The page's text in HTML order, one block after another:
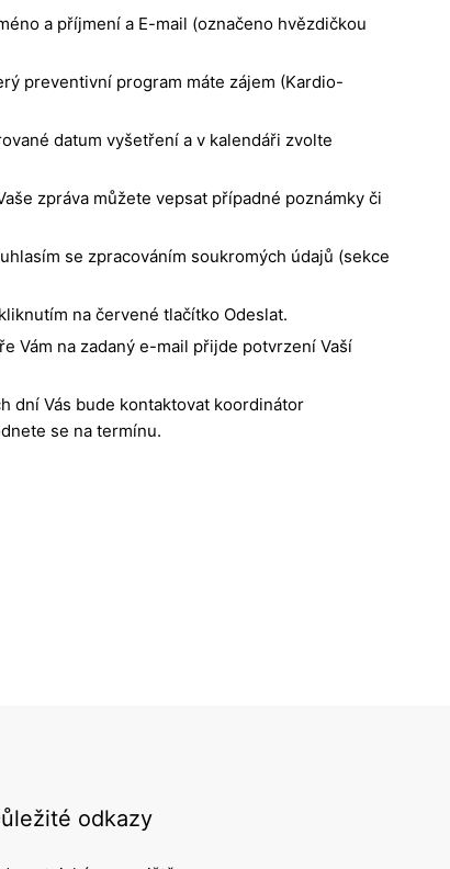
a příjmení a E-mail (označeno hvězdičkou
preventivní program máte zájem (Kardio-
datum vyšetření a v kalendáři zvolte
zpráva můžete vepsat případné poznámky či
se zpracováním soukromých údajů (sekce
na červené tlačítko Odeslat.
Vám na zadaný e-mail přijde potvrzení Vaší
dní Vás bude kontaktovat koordinátor
se na termínu.
odkazy